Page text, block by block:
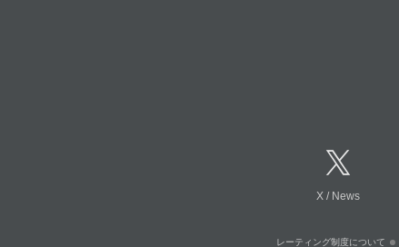
X / News
レーティング制度について